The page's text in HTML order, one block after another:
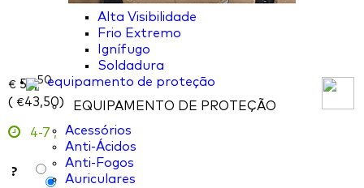
Alta Visibilidade
Frio Extremo
Ignífugo
Soldadura
equipamento de proteção
EQUIPAMENTO DE PROTEÇÃO
Acessórios
Anti-Ácidos
Anti-Fogos
Auriculares
€ 53,50
( €43,50)
4-7,
?